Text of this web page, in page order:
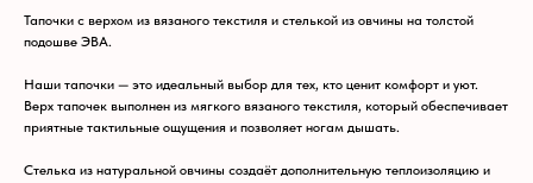
Тапочки с верхом из вязаного текстиля и стелькой из овчины на толстой
подошве ЭВА.
Наши тапочки — это идеальный выбор для тех, кто ценит комфорт и уют.
Верх тапочек выполнен из мягкого вязаного текстиля, который обеспечивает
приятные тактильные ощущения и позволяет ногам дышать.
Стелька из натуральной овчины создаёт дополнительную теплоизоляцию и